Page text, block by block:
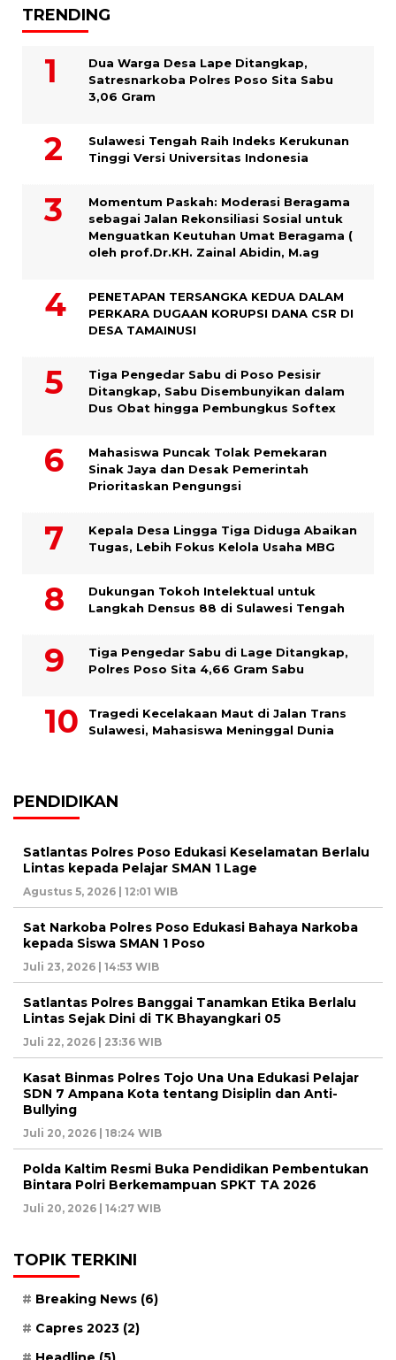
TRENDING
Dua Warga Desa Lape Ditangkap,
Satresnarkoba Polres Poso Sita Sabu
3,06 Gram
Sulawesi Tengah Raih Indeks Kerukunan
Tinggi Versi Universitas Indonesia
Momentum Paskah: Moderasi Beragama
sebagai Jalan Rekonsiliasi Sosial untuk
Menguatkan Keutuhan Umat Beragama (
oleh prof.Dr.KH. Zainal Abidin, M.ag
PENETAPAN TERSANGKA KEDUA DALAM
PERKARA DUGAAN KORUPSI DANA CSR DI
DESA TAMAINUSI
Tiga Pengedar Sabu di Poso Pesisir
Ditangkap, Sabu Disembunyikan dalam
Dus Obat hingga Pembungkus Softex
Mahasiswa Puncak Tolak Pemekaran
Sinak Jaya dan Desak Pemerintah
Prioritaskan Pengungsi
Kepala Desa Lingga Tiga Diduga Abaikan
Tugas, Lebih Fokus Kelola Usaha MBG
Dukungan Tokoh Intelektual untuk
Langkah Densus 88 di Sulawesi Tengah
Tiga Pengedar Sabu di Lage Ditangkap,
Polres Poso Sita 4,66 Gram Sabu
Tragedi Kecelakaan Maut di Jalan Trans
Sulawesi, Mahasiswa Meninggal Dunia
PENDIDIKAN
Satlantas Polres Poso Edukasi Keselamatan Berlalu
Lintas kepada Pelajar SMAN 1 Lage
Agustus 5, 2026 | 12:01 WIB
Sat Narkoba Polres Poso Edukasi Bahaya Narkoba
kepada Siswa SMAN 1 Poso
Juli 23, 2026 | 14:53 WIB
Satlantas Polres Banggai Tanamkan Etika Berlalu
Lintas Sejak Dini di TK Bhayangkari 05
Juli 22, 2026 | 23:36 WIB
Kasat Binmas Polres Tojo Una Una Edukasi Pelajar
SDN 7 Ampana Kota tentang Disiplin dan Anti-
Bullying
Juli 20, 2026 | 18:24 WIB
Polda Kaltim Resmi Buka Pendidikan Pembentukan
Bintara Polri Berkemampuan SPKT TA 2026
Juli 20, 2026 | 14:27 WIB
TOPIK TERKINI
Breaking News (6)
Capres 2023 (2)